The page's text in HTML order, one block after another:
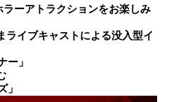
ラーアトラクションをお楽しみ
イブキャストによる没入型イ
」